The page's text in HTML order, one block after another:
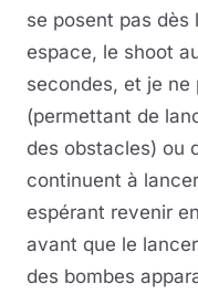
se posent pas dès
espace, le shoot
secondes, et je ne
(permettant de
des obstacles) ou
continuent à
espérant revenir
avant que le
des bombes